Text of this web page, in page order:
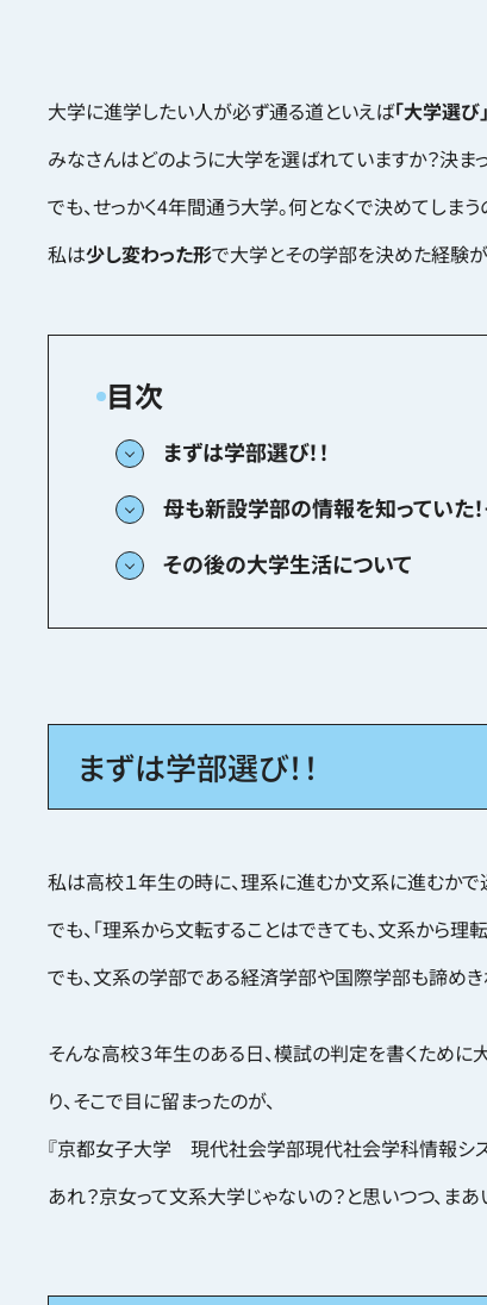
大学に進学したい人が必ず通る道といえば「大学選び」
みなさんはどのように大学を選ばれていますか？決ま
でも、せっかく4年間通う大学。何となくで決めてしま
私は少し変わった形で大学とその学部を決めた経験が
まずは学部選び！！
母も新設学部の情報を知っていた
その後の大学生活について
まずは学部選び！！
私は高校１年生の時に、理系に進むか文系に進むかで
でも、「理系から文転することはできても、文系から理
でも、文系の学部である経済学部や国際学部も諦めき
そんな高校３年生のある日、模試の判定を書くため
り、そこで目に留まったのが、
『京都女子大学 現代社会学部現代社会学科情報シス
あれ？京女って文系大学じゃないの？と思いつつ、ま